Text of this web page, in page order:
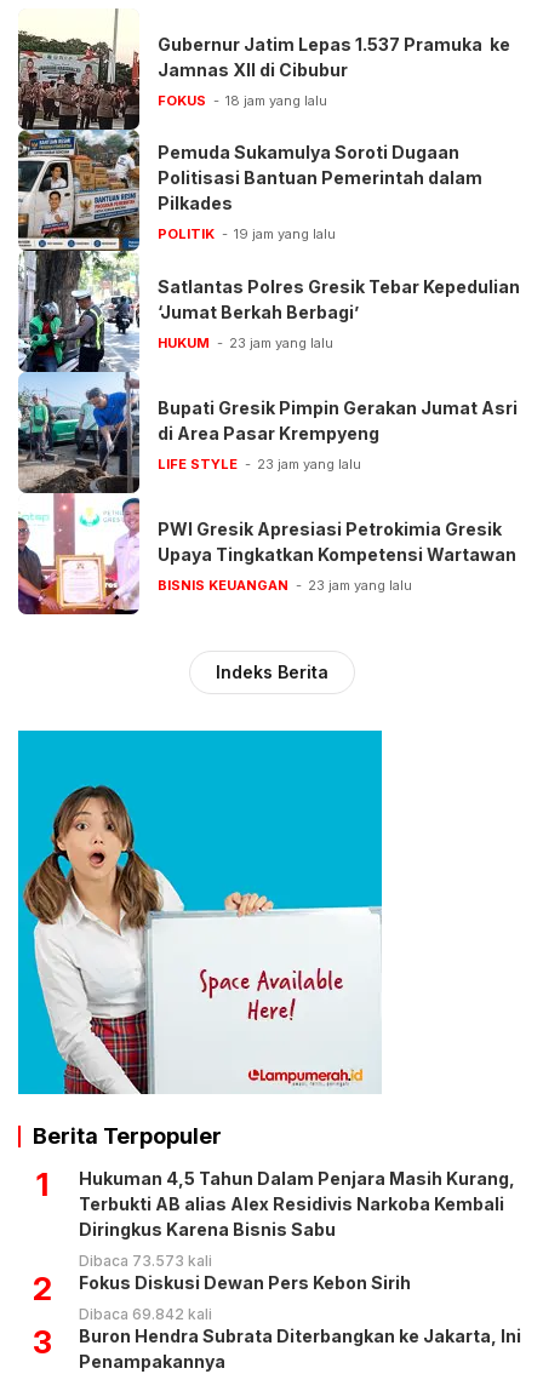
Gubernur Jatim Lepas 1.537 Pramuka ke
Jamnas XII di Cibubur
FOKUS 18 jam yang lalu
Pemuda Sukamulya Soroti Dugaan
Politisasi Bantuan Pemerintah dalam
Pilkades
POLITIK 19 jam yang lalu
Satlantas Polres Gresik Tebar Kepedulian
‘Jumat Berkah Berbagi’
HUKUM 23 jam yang lalu
Bupati Gresik Pimpin Gerakan Jumat Asri
di Area Pasar Krempyeng
LIFE STYLE 23 jam yang lalu
PWI Gresik Apresiasi Petrokimia Gresik
Upaya Tingkatkan Kompetensi Wartawan
BISNIS KEUANGAN 23 jam yang lalu
Indeks Berita
Berita Terpopuler
1
Hukuman 4,5 Tahun Dalam Penjara Masih Kurang,
Terbukti AB alias Alex Residivis Narkoba Kembali
Diringkus Karena Bisnis Sabu
Dibaca 73.573 kali
2 Fokus Diskusi Dewan Pers Kebon Sirih
Dibaca 69.842 kali
3
Buron Hendra Subrata Diterbangkan ke Jakarta, Ini
Penampakannya